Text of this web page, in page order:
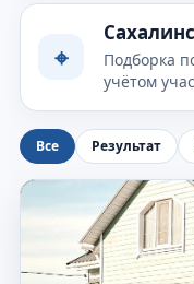
⌖
Подборка
учётом
Все Результат